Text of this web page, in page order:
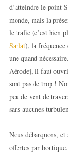
d’atteindre le point
monde, mais la
le trafic (c’est bien
Sarlat), la fréquence
une quand
Aérodej, il faut
sont pas de trop !
peu de vent de
sans aucunes
Nous débarquons, et
offertes par